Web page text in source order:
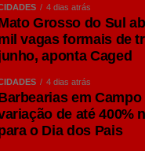
4 dias atrás
Grosso do Sul
vagas formais de
aponta Caged
4 dias atrás
em
de até 400%
o Dia dos Pais